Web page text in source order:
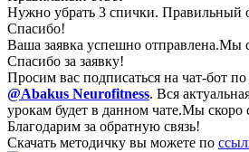
Нужно убрать 3 спички. Правильный
Спасибо!
Ваша заявка успешно отправлена.Мы
Спасибо за заявку!
Просим вас подписаться на чат-бот по
@Abakus Neurofitness. Вся
урокам будет в данном чате.Мы скоро
Благодарим за обратную связь!
Скачать методичку вы можете по